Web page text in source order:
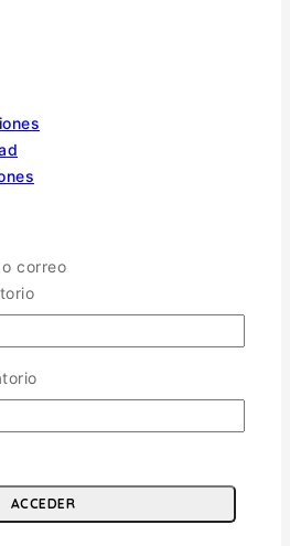
MENU
TOGGLE CHILD MENU
correo
ACCEDER